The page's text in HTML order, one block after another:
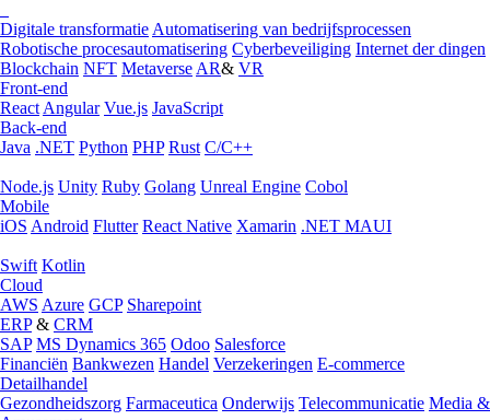
Digitale transformatie Automatisering van bedrijfsprocessen
Robotische procesautomatisering Cyberbeveiliging Internet der dingen
Blockchain NFT Metaverse AR& VR
Front-end
React Angular Vue.js JavaScript
Back-end
Java .NET Python PHP Rust C/C++
Node.js Unity Ruby Golang Unreal Engine Cobol
Mobile
iOS Android Flutter React Native Xamarin .NET MAUI
Swift Kotlin
Cloud
AWS Azure GCP Sharepoint
ERP& CRM
SAP MS Dynamics 365 Odoo Salesforce
Financiën Bankwezen Handel Verzekeringen E-commerce
Detailhandel
Gezondheidszorg Farmaceutica Onderwijs Telecommunicatie Media &